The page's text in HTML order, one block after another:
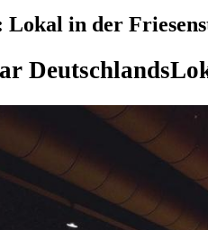
in der
Deutschlands